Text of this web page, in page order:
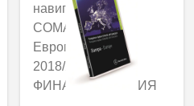
навигацията,
COMAND APS,
Европа, Версия
2018/2019, -
ФИНАЛНА ВЕРСИЯ